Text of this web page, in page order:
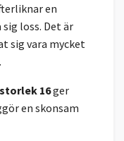
en
loss. Det är
sig vara mycket
16ger
en skonsam